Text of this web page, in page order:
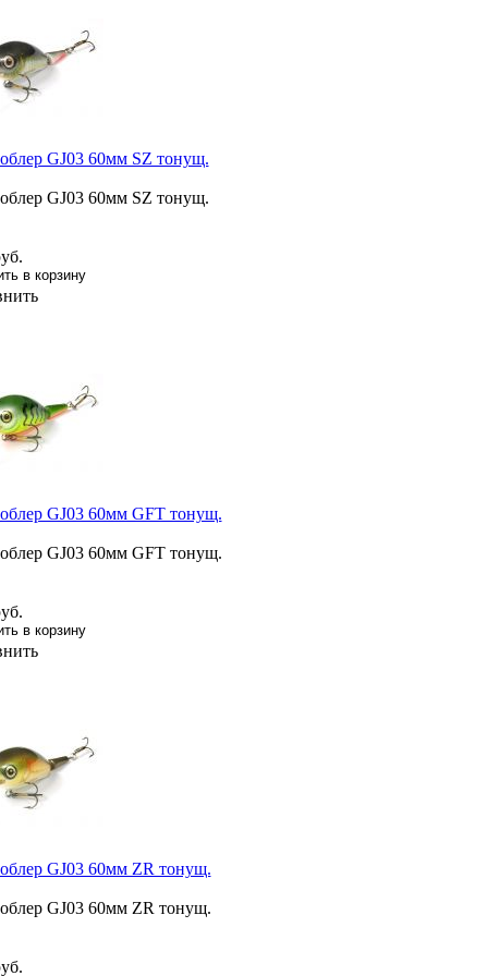
GJ03 60мм SZ тонущ.
GJ03 60мм SZ тонущ.
GJ03 60мм GFT тонущ.
GJ03 60мм GFT тонущ.
GJ03 60мм ZR тонущ.
GJ03 60мм ZR тонущ.